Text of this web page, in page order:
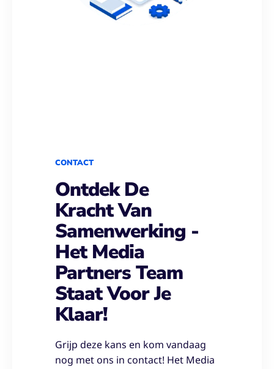
CONTACT
Ontdek De
Kracht Van
Samenwerking -
Het Media
Partners Team
Staat Voor Je
Klaar!
Grijp deze kans en kom vandaag
nog met ons in contact! Het Media